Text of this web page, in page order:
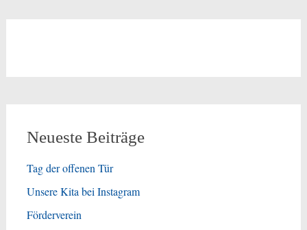
Neueste Beiträge
Tag der offenen Tür
Unsere Kita bei Instagram
Förderverein